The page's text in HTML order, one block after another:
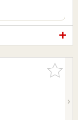
お気に入
りに追加